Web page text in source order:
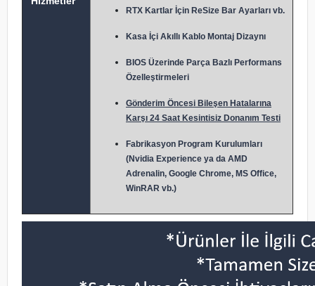
RTX Kartlar İçin ReSize Bar Ayarları vb.
Kasa İçi Akıllı Kablo Montaj Dizaynı
BIOS Üzerinde Parça Bazlı Performans
Özelleştirmeleri
Gönderim Öncesi Bileşen Hatalarına
Karşı 24 Saat Kesintisiz Donanım Testi
Fabrikasyon Program Kurulumları
(Nvidia Experience ya da AMD
Adrenalin, Google Chrome, MS Office,
WinRAR vb.)